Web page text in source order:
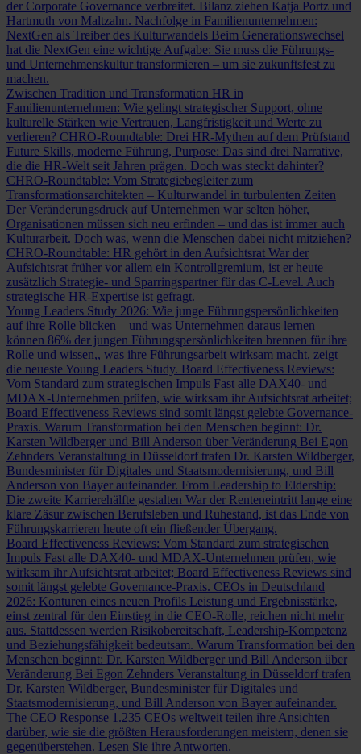
der Corporate Governance verbreitet. Bilanz ziehen Katja Portz und
Hartmuth von Maltzahn. Nachfolge in Familienunternehmen:
NextGen als Treiber des Kulturwandels Beim Generationswechsel
hat die NextGen eine wichtige Aufgabe: Sie muss die Führungs-
und Unternehmenskultur transformieren – um sie zukunftsfest zu
machen.
Zwischen Tradition und Transformation HR in
Familienunternehmen: Wie gelingt strategischer Support, ohne
kulturelle Stärken wie Vertrauen, Langfristigkeit und Werte zu
verlieren? CHRO-Roundtable: Drei HR-Mythen auf dem Prüfstand
Future Skills, moderne Führung, Purpose: Das sind drei Narrative,
die die HR-Welt seit Jahren prägen. Doch was steckt dahinter?
CHRO-Roundtable: Vom Strategiebegleiter zum
Transformationsarchitekten – Kulturwandel in turbulenten Zeiten
Der Veränderungsdruck auf Unternehmen war selten höher,
Organisationen müssen sich neu erfinden – und das ist immer auch
Kulturarbeit. Doch was, wenn die Menschen dabei nicht mitziehen?
CHRO-Roundtable: HR gehört in den Aufsichtsrat War der
Aufsichtsrat früher vor allem ein Kontrollgremium, ist er heute
zusätzlich Strategie- und Sparringspartner für das C-Level. Auch
strategische HR-Expertise ist gefragt.
Young Leaders Study 2026: Wie junge Führungspersönlichkeiten
auf ihre Rolle blicken – und was Unternehmen daraus lernen
können 86% der jungen Führungspersönlichkeiten brennen für ihre
Rolle und wissen,, was ihre Führungsarbeit wirksam macht, zeigt
die neueste Young Leaders Study. Board Effectiveness Reviews:
Vom Standard zum strategischen Impuls Fast alle DAX40- und
MDAX-Unternehmen prüfen, wie wirksam ihr Aufsichtsrat arbeitet;
Board Effectiveness Reviews sind somit längst gelebte Governance-
Praxis. Warum Transformation bei den Menschen beginnt: Dr.
Karsten Wildberger und Bill Anderson über Veränderung Bei Egon
Zehnders Veranstaltung in Düsseldorf trafen Dr. Karsten Wildberger,
Bundesminister für Digitales und Staatsmodernisierung, und Bill
Anderson von Bayer aufeinander. From Leadership to Eldership:
Die zweite Karrierehälfte gestalten War der Renteneintritt lange eine
klare Zäsur zwischen Berufsleben und Ruhestand, ist das Ende von
Führungskarrieren heute oft ein fließender Übergang.
Board Effectiveness Reviews: Vom Standard zum strategischen
Impuls Fast alle DAX40- und MDAX-Unternehmen prüfen, wie
wirksam ihr Aufsichtsrat arbeitet; Board Effectiveness Reviews sind
somit längst gelebte Governance-Praxis. CEOs in Deutschland
2026: Konturen eines neuen Profils Leistung und Ergebnisstärke,
einst zentral für den Einstieg in die CEO-Rolle, reichen nicht mehr
aus. Stattdessen werden Risikobereitschaft, Leadership-Kompetenz
und Beziehungsfähigkeit bedeutsam. Warum Transformation bei den
Menschen beginnt: Dr. Karsten Wildberger und Bill Anderson über
Veränderung Bei Egon Zehnders Veranstaltung in Düsseldorf trafen
Dr. Karsten Wildberger, Bundesminister für Digitales und
Staatsmodernisierung, und Bill Anderson von Bayer aufeinander.
The CEO Response 1.235 CEOs weltweit teilen ihre Ansichten
darüber, wie sie die größten Herausforderungen meistern, denen sie
gegenüberstehen. Lesen Sie ihre Antworten.